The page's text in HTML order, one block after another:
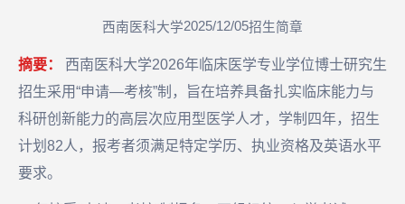
西南医科大学2025/12/05招生简章
摘要：
西南医科大学2026年临床医学专业学位博士研究生
招生采用“申请—考核”制，旨在培养具备扎实临床能力与
科研创新能力的高层次应用型医学人才，学制四年，招生
计划82人，报考者须满足特定学历、执业资格及英语水平
要求。